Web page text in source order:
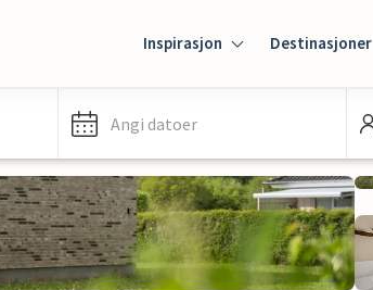
Inspirasjon Destinasjoner
Angi datoer